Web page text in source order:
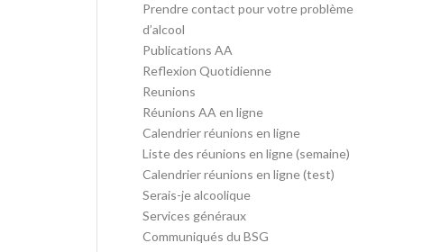
Prendre contact pour votre problème
d’alcool
Publications AA
Reflexion Quotidienne
Reunions
Réunions AA en ligne
Calendrier réunions en ligne
Liste des réunions en ligne (semaine)
Calendrier réunions en ligne (test)
Serais-je alcoolique
Services généraux
Communiqués du BSG